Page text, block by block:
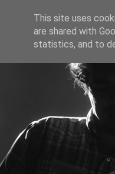
This site uses
are shared with
statistics, and to